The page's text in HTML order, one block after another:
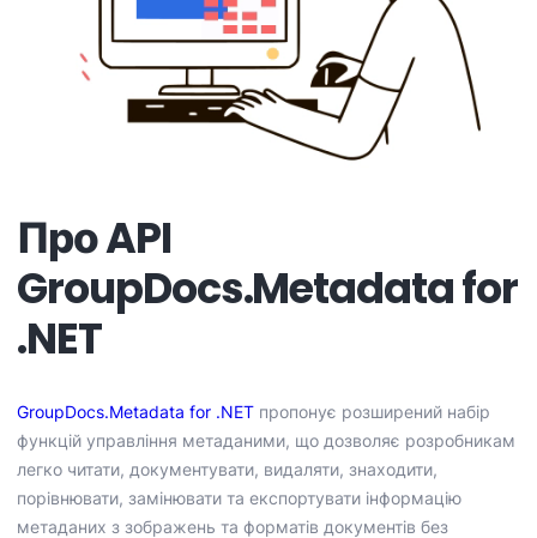
Про API
GroupDocs.Metadata for
.NET
GroupDocs.Metadata for .NET пропонує розширений набір
функцій управління метаданими, що дозволяє розробникам
легко читати, документувати, видаляти, знаходити,
порівнювати, замінювати та експортувати інформацію
метаданих з зображень та форматів документів без